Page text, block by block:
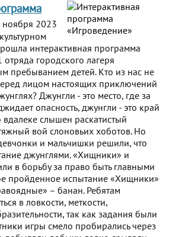
ноября 2023
интерактивная программа
городского лагеря
пребыванием детей. Кто из нас не
лицом настоящих приключений
Джунгли - это место, где за
опасность, джунгли - это край
слышен раскатистый
вой слоновьих хоботов. Но
и мальчишки решили, что
джунглями. «Хищники» и
в борьбу за право быть главными
пройденное испытание «Хищники»
– банан. Ребятам
в ловкости, меткости,
так как задания были
игры смело пробирались через